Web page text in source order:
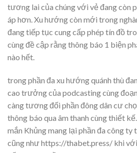
tương lai của chúng với vẻ đang còn
áp hơn. Xu hướng còn mới trong
đang tiếp tục cung cấp phép tín đồ
cùng đề cập rằng thông báo 1 biện
nào hết.
trong phần đa xu hướng quánh thù
cao trưởng của podcasting cùng
càng tương đối phần đông dân cư
thông báo qua âm thanh cùng thiết
mắn Khủng mang lại phần đa công
cũng như https://thabet.press/ khi